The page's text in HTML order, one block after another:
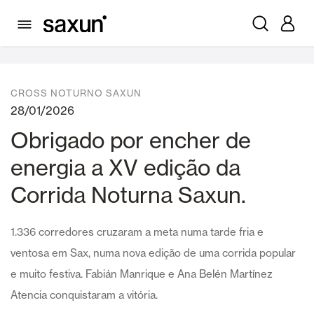
Notícias
CROSS NOTURNO SAXUN
28/01/2026
Obrigado por encher de
energia a XV edição da
Corrida Noturna Saxun.
1.336 corredores cruzaram a meta numa tarde fria e
ventosa em Sax, numa nova edição de uma corrida popular
e muito festiva. Fabián Manrique e Ana Belén Martínez
Atencia conquistaram a vitória.